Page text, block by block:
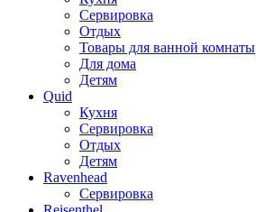
Сервировка
Отдых
Товары для ванной комнаты
Для дома
Детям
Quid
Кухня
Сервировка
Отдых
Детям
Ravenhead
Сервировка